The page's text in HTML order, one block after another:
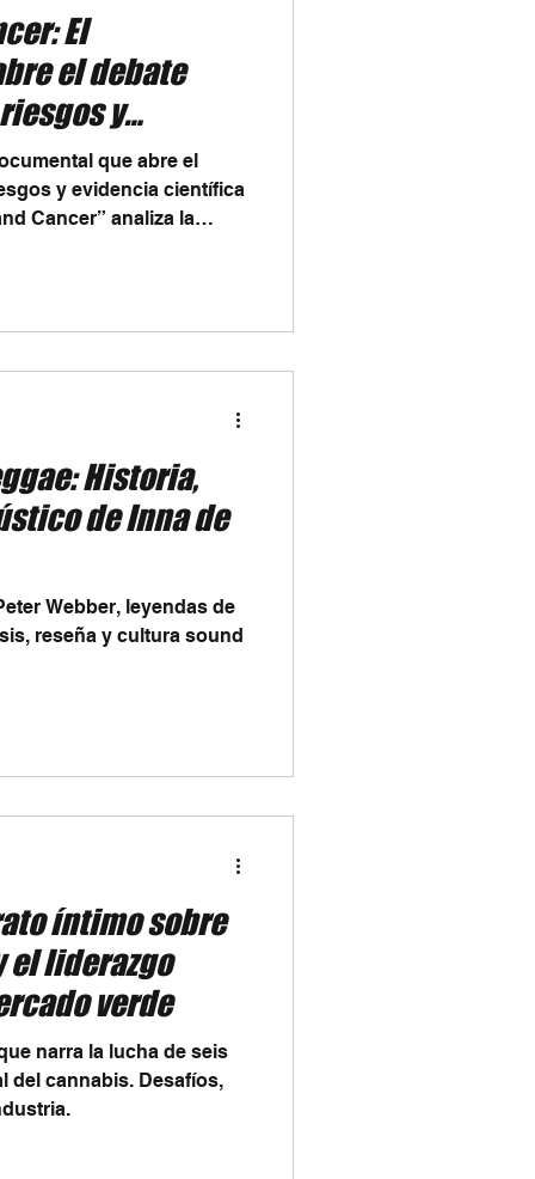
El
el debate
y
que abre el
y evidencia científica
Cancer” analiza la
Historia,
de Inna de
Webber, leyendas de
reseña y cultura sound
íntimo sobre
el liderazgo
verde
narra la lucha de seis
del cannabis. Desafíos,